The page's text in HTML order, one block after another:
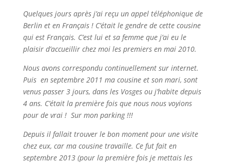
Quelques jours après j’ai reçu un appel téléphonique de
Berlin et en Français ! C’était le gendre de cette cousine
qui est Français. C’est lui et sa femme que j’ai eu le
plaisir d’accueillir chez moi les premiers en mai 2010.
Nous avons correspondu continuellement sur internet.
Puis en septembre 2011 ma cousine et son mari, sont
venus passer 3 jours, dans les Vosges ou j’habite depuis
4 ans. C’était la première fois que nous nous voyions
pour de vrai ! Sur mon parking !!!
Depuis il fallait trouver le bon moment pour une visite
chez eux, car ma cousine travaille. Ce fut fait en
septembre 2013 (pour la première fois je mettais les